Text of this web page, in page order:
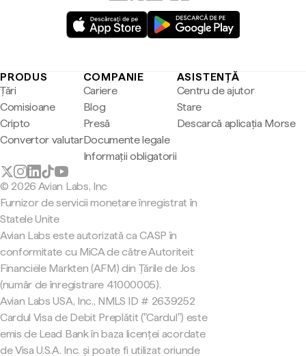
PRODUS
Țări
Comisioane
Cripto
Convertor valutar
COMPANIE
Cariere
Blog
Presă
Documente legale
Informații obligatorii
ASISTENȚĂ
Centru de ajutor
Stare
Descarcă aplicația Morse
© 2026 Avian Labs, Inc
Furnizor de servicii monetare înregistrat în
Statele Unite
Avian Labs este autorizată ca CASP în
conformitate cu MiCA de către Autoriteit
Financiële Markten (AFM) din Țările de Jos
(număr de înregistrare 41000005).
Avian Labs USA, Inc., NMLS ID # 2639252
Cardul Visa de Debit Preplătit ("Cardul") este
emis de Lead Bank în baza licenței acordate
de Visa U.S.A. Inc. și poate fi utilizat oriunde